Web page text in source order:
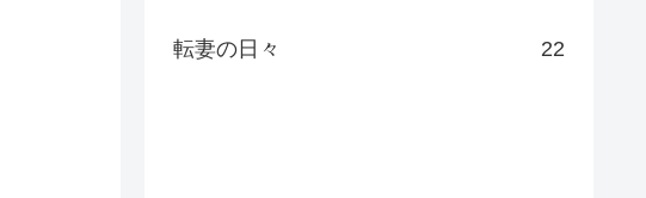
転妻の日々 22